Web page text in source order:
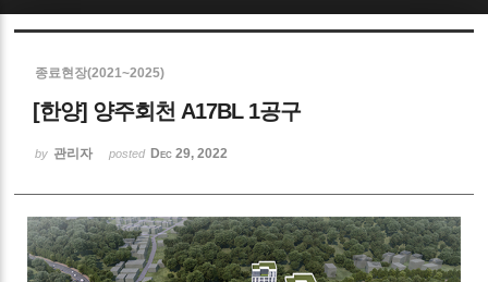
종료현장(2021~2025)
[한양] 양주회천 A17BL 1공구
by 관리자 posted Dec 29, 2022
Sketchbook5, 스케치북5
Sketchbook5, 스케치북5